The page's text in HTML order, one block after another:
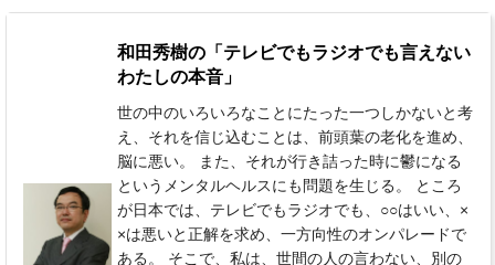
和田秀樹の「テレビでもラジオでも言えない
わたしの本音」
世の中のいろいろなことにたった一つしかないと考
え、それを信じ込むことは、前頭葉の老化を進め、
脳に悪い。 また、それが行き詰った時に鬱になる
というメンタルヘルスにも問題を生じる。 ところ
が日本では、テレビでもラジオでも、○○はいい、×
×は悪いと正解を求め、一方向性のオンパレードで
ある。 そこで、私は、世間の人の言わない、別の